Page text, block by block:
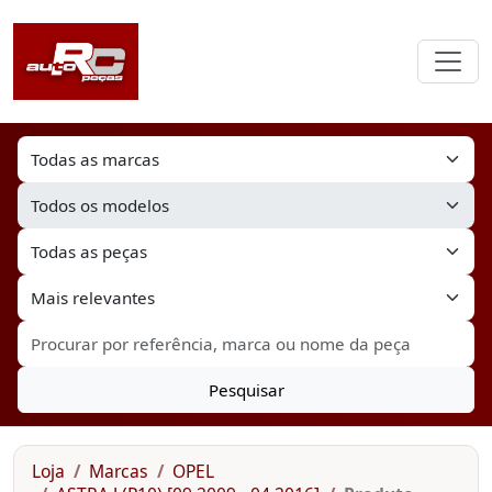
Pesquisar
Loja Marcas
OPEL